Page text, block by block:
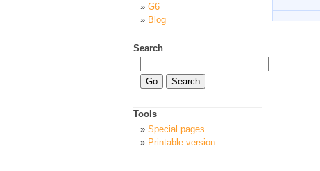
G6
Blog
Search
Tools
Special pages
Printable version